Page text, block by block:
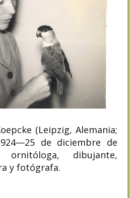
(Leipzig, Alemania;
de diciembre de
dibujante,
y fotógrafa.